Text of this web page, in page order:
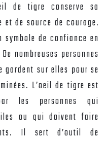
de tigre conserve sa
de source de courage.
de confiance en
nombreuses personnes
sur elles pour se
L’oeil de tigre est
les personnes qui
ou qui doivent faire
Il sert d’outil de